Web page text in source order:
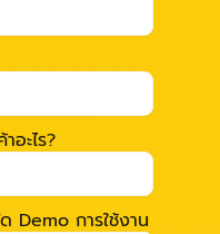
อะไร?
Demo การใช้งาน